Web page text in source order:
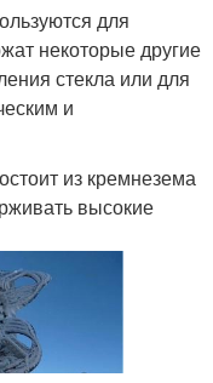
для
некоторые другие
стекла или для
и
из кремнезема
высокие